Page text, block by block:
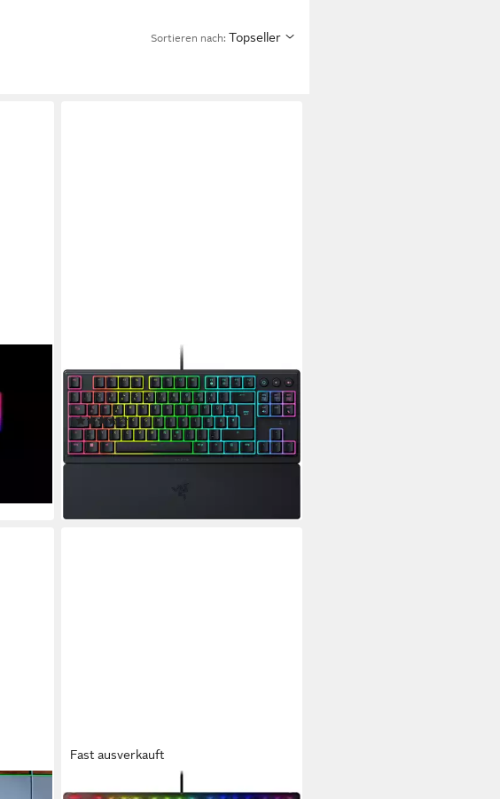
Sortieren nach: Topseller
Ornata V3 Tenkeyless Gaming-
Tastatur
(2)
ab 70,38 € UVP89,99 €
-22%
Fast ausverkauft
RAZER